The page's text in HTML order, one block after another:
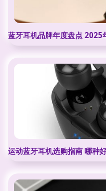
蓝牙耳机品牌年度盘点 2025
运动蓝牙耳机选购指南 哪种